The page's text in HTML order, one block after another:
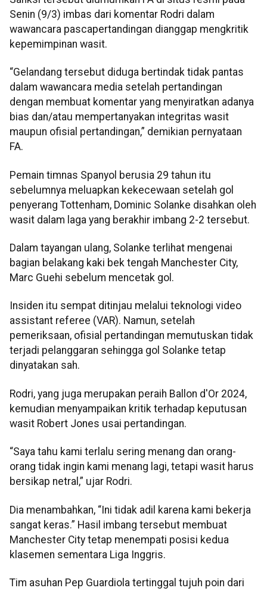
Senin (9/3) imbas dari komentar Rodri dalam
wawancara pascapertandingan dianggap mengkritik
kepemimpinan wasit.
“Gelandang tersebut diduga bertindak tidak pantas
dalam wawancara media setelah pertandingan
dengan membuat komentar yang menyiratkan adanya
bias dan/atau mempertanyakan integritas wasit
maupun ofisial pertandingan,” demikian pernyataan
FA.
Pemain timnas Spanyol berusia 29 tahun itu
sebelumnya meluapkan kekecewaan setelah gol
penyerang Tottenham, Dominic Solanke disahkan oleh
wasit dalam laga yang berakhir imbang 2-2 tersebut.
Dalam tayangan ulang, Solanke terlihat mengenai
bagian belakang kaki bek tengah Manchester City,
Marc Guehi sebelum mencetak gol.
Insiden itu sempat ditinjau melalui teknologi video
assistant referee (VAR). Namun, setelah
pemeriksaan, ofisial pertandingan memutuskan tidak
terjadi pelanggaran sehingga gol Solanke tetap
dinyatakan sah.
Rodri, yang juga merupakan peraih Ballon d'Or 2024,
kemudian menyampaikan kritik terhadap keputusan
wasit Robert Jones usai pertandingan.
“Saya tahu kami terlalu sering menang dan orang-
orang tidak ingin kami menang lagi, tetapi wasit harus
bersikap netral,” ujar Rodri.
Dia menambahkan, “Ini tidak adil karena kami bekerja
sangat keras.” Hasil imbang tersebut membuat
Manchester City tetap menempati posisi kedua
klasemen sementara Liga Inggris.
Tim asuhan Pep Guardiola tertinggal tujuh poin dari